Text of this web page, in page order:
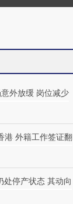
外放缓 岗位减少
港 外籍工作签证翻
处停产状态 其动向